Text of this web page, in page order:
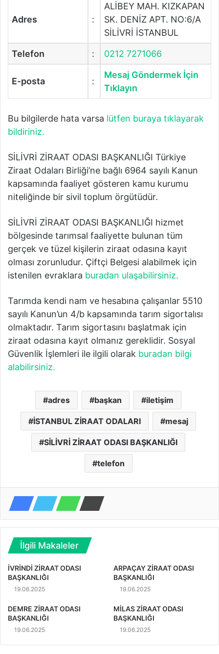
Adres :
ALİBEY MAH. KIZKAPAN
SK. DENİZ APT. NO:6/A
SİLİVRİ İSTANBUL
Telefon : 0212 7271066
E-posta :
Mesaj Göndermek İçin
Tıklayın
Bu bilgilerde hata varsa lütfen buraya tıklayarak
bildiriniz.
SİLİVRİ ZİRAAT ODASI BAŞKANLIĞI Türkiye
Ziraat Odaları Birliği’ne bağlı 6964 sayılı Kanun
kapsamında faaliyet gösteren kamu kurumu
niteliğinde bir sivil toplum örgütüdür.
SİLİVRİ ZİRAAT ODASI BAŞKANLIĞI hizmet
bölgesinde tarımsal faaliyette bulunan tüm
gerçek ve tüzel kişilerin ziraat odasına kayıt
olması zorunludur. Çiftçi Belgesi alabilmek için
istenilen evraklara buradan ulaşabilirsiniz.
Tarımda kendi nam ve hesabına çalışanlar 5510
sayılı Kanun’un 4/b kapsamında tarım sigortalısı
olmaktadır. Tarım sigortasını başlatmak için
ziraat odasına kayıt olmanız gereklidir. Sosyal
Güvenlik İşlemleri ile ilgili olarak buradan bilgi
alabilirsiniz.
adres başkan iletişim
İSTANBUL ZİRAAT ODALARI mesaj
SİLİVRİ ZİRAAT ODASI BAŞKANLIĞI
telefon
İlgili Makaleler
İVRİNDİ ZİRAAT ODASI
BAŞKANLIĞI
19.06.2025
ARPAÇAY ZİRAAT ODASI
BAŞKANLIĞI
19.06.2025
DEMRE ZİRAAT ODASI
BAŞKANLIĞI
19.06.2025
MİLAS ZİRAAT ODASI
BAŞKANLIĞI
19.06.2025